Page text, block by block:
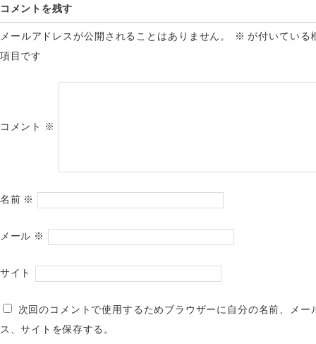
コメントを残す
メールアドレスが公開されることはありません。 ※ が付いている
項目です
コメント ※
名前 ※
メール ※
サイト
次回のコメントで使用するためブラウザーに自分の名前、メー
ス、サイトを保存する。